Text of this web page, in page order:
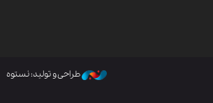
طراحی و تولید: نستوه